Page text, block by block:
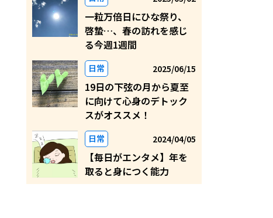
一粒万倍日にひな祭り、
啓蟄…、春の訪れを感じ
る今週1週間
日常 2025/06/15
19日の下弦の月から夏至
に向けて心身のデトック
スがオススメ！
日常 2024/04/05
【毎日がエンタメ】年を
取ると身につく能力